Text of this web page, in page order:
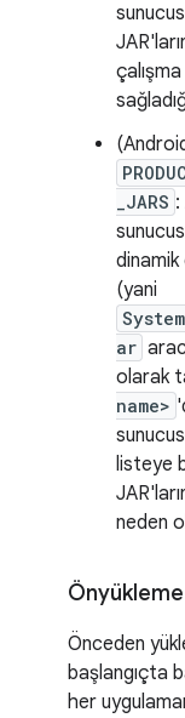
_JARS
dinamik
(yani
ar
olarak
name>
listeye
neden
Önyükleme
Önceden
başlangıçta
her